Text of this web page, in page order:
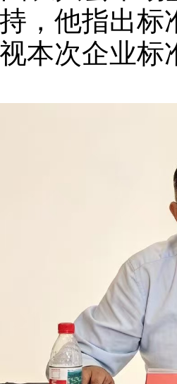
，他指出
本次企业标